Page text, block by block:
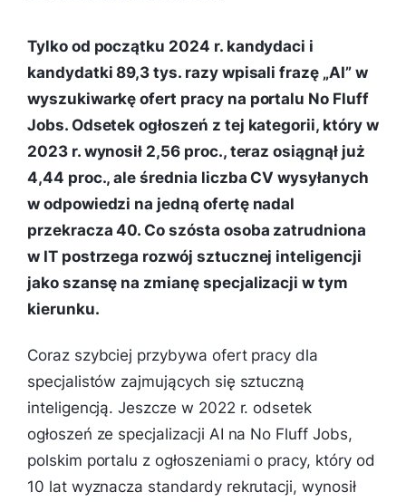
Tylko od początku 2024 r. kandydaci i
kandydatki 89,3 tys. razy wpisali frazę „AI” w
wyszukiwarkę ofert pracy na portalu No Fluff
Jobs. Odsetek ogłoszeń z tej kategorii, który w
2023 r. wynosił 2,56 proc., teraz osiągnął już
4,44 proc., ale średnia liczba CV wysyłanych
w odpowiedzi na jedną ofertę nadal
przekracza 40. Co szósta osoba zatrudniona
w IT postrzega rozwój sztucznej inteligencji
jako szansę na zmianę specjalizacji w tym
kierunku.
Coraz szybciej przybywa ofert pracy dla
specjalistów zajmujących się sztuczną
inteligencją. Jeszcze w 2022 r. odsetek
ogłoszeń ze specjalizacji AI na No Fluff Jobs,
polskim portalu z ogłoszeniami o pracy, który od
10 lat wyznacza standardy rekrutacji, wynosił